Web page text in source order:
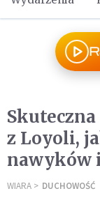
z Loyoli,
nawyków
WIARA DUCHOWOŚĆ